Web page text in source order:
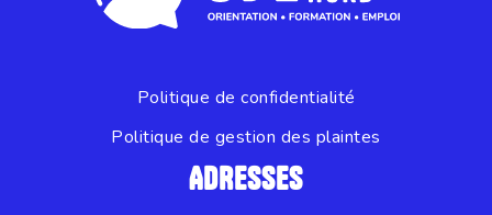
Politique de confidentialité
Politique de gestion des plaintes
ADRESSES